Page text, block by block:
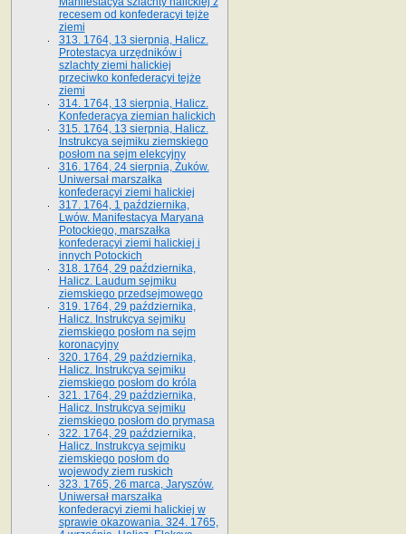
recesem od konfederacyi tejże
ziemi
313. 1764, 13 sierpnia, Halicz.
Protestacya urzędników i
szlachty ziemi halickiej
przeciwko konfederacyi tejże
ziemi
314. 1764, 13 sierpnia, Halicz.
Konfederacya ziemian halickich
315. 1764, 13 sierpnia, Halicz.
Instrukcya sejmiku ziemskiego
posłom na sejm elekcyjny
316. 1764, 24 sierpnia, Żuków.
Uniwersał marszałka
konfederacyi ziemi halickiej
317. 1764, 1 października,
Lwów. Manifestacya Maryana
Potockiego, marszałka
konfederacyi ziemi halickiej i
innych Potockich
318. 1764, 29 października,
Halicz. Laudum sejmiku
ziemskiego przedsejmowego
319. 1764, 29 października,
Halicz. Instrukcya sejmiku
ziemskiego posłom na sejm
koronacyjny
320. 1764, 29 października,
Halicz. Instrukcya sejmiku
ziemskiego posłom do króla
321. 1764, 29 października,
Halicz. Instrukcya sejmiku
ziemskiego posłom do prymasa
322. 1764, 29 października,
Halicz. Instrukcya sejmiku
ziemskiego posłom do
wojewody ziem ruskich
323. 1765, 26 marca, Jaryszów.
Uniwersał marszałka
konfederacyi ziemi halickiej w
sprawie okazowania. 324. 1765,